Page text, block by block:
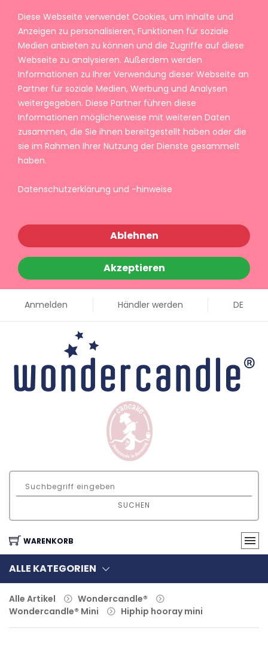
Diese Webseite verwendet Cookies, um Inhalte und
Anzeigen zu personalisieren, Funktionen für soziale
Medien anbieten zu können und die Zugriffe auf diese
Webseite zu analysieren. Außerdem werden
Informationen zu Ihrer Verwendung dieser Webseite an
Partner für soziale Medien, Werbung und Analysen
weitergegeben. Diese Partner führen diese
Informationen möglicherweise mit weiteren Daten
zusammen, die Sie ihnen bereitgestellt haben oder die
sie im Rahmen Ihrer Nutzung der Dienste gesammelt
haben.
Datenschutzerklärung und -hinweise
Ablehnen
Akzeptieren
Anmelden Händler werden DE
SUCHEN
WARENKORB
ALLE KATEGORIEN
Alle Artikel
Wondercandle®
Wondercandle® Mini
Hiphip hooray mini